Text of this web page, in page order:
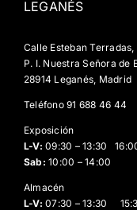
LEGANÉS
Calle Esteban Terradas,
P. I. Nuestra Señora de
28914 Leganés, Madrid
Teléfono91 688 46 44
Exposición
L-V: 09:30 – 13:30
Sab: 10:00 – 14:00
Almacén
L-V: 07:30 – 13:30